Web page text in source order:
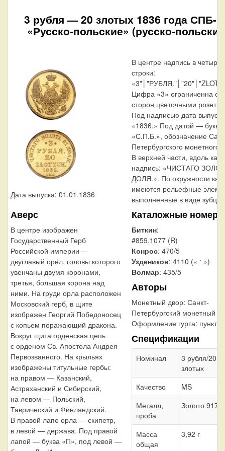
3 рубля — 20 злотых 1836 года СПБ-
«Русско-польские» (русско-
Дата выпуска: 01.01.1836
Аверс
В центре изображен
Государственный Герб
Российской империи —
двуглавый орёл, головы которого
увенчаны двумя коронами,
третья, большая корона над
ними. На груди орла расположен
Московский герб, в щите
изображен Георгий Победоносец
с копьем поражающий дракона.
Вокруг щита орденская цепь
с орденом Св. Апостола Андрея
Первозванного. На крыльях
изображены титульные гербы:
на правом — Казанский,
Астраханский и Сибирский,
на левом — Польский,
Таврический и Финляндский.
В правой лапе орла — скипетр,
в левой — держава. Под правой
лапой — буква «П», под левой —
В центре надпись в четыре
строки:
Цифра «3» ограниченна с
сторон цветочными
Под надписью дата
«1836.» Под датой — буквы
«С.П.Б.», обозначение
Петербургского монетного
В верхней части, вдоль
надпись: «ЧИСТАГО
ДОЛЯ.». По окружности
имеются рельефные
выполненные в виде
Каталожные номера
Биткин:
#859.1077 (R)
Конрос: 470/5
Уздеников: 4110 («∸»)
Волмар: 435/5
Авторы
Монетный двор: Санкт-
Петербургский монетный
Оформление гурта: пунктир
Спецификации
Номинал
3 рубля/20
злотых
Качество
MS
Металл,
проба
Золото 917
Масса
общая
3,92 г